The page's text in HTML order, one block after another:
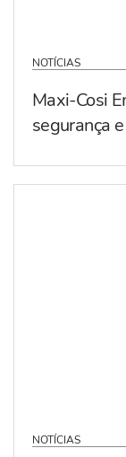
NOTÍCIAS
Maxi-Cosi
segurança
NOTÍCIAS